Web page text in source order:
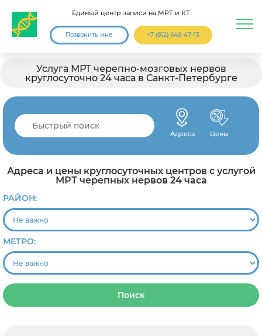
Единый центр записи на МРТ и КТ
Позвонить мне +7 (812) 646-47-13
Услуга МРТ черепно-мозговых нервов
круглосуточно 24 часа в Санкт-Петербурге
Адреса Цены
Адреса и цены круглосуточных центров с услугой
МРТ черепных нервов 24 часа
РАЙОН:
МЕТРО:
Поиск